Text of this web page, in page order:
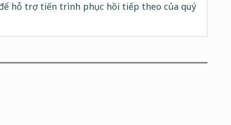
hỗ trợ tiến trình phục hồi tiếp theo của quý